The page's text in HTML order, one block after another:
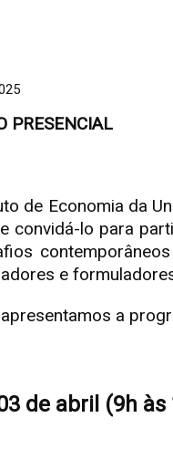
PRESENCIAL
de Economia da
convidá-lo para
e
a
de abril (9h às